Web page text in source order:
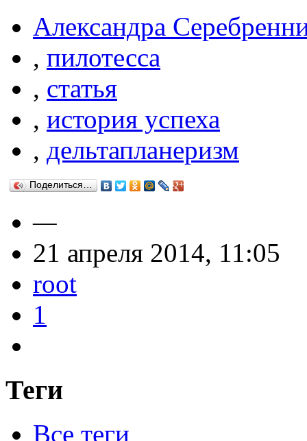
Александра
, пилотесса
, статья
, история успеха
, дельтапланеризм
Поделиться…
—
21 апреля 2014, 11:05
root
1
Теги
Все теги